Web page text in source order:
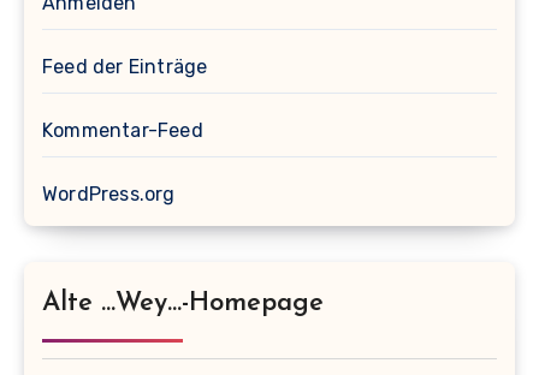
Feed der Einträge
Kommentar-Feed
WordPress.org
Alte …wey…-Homepage